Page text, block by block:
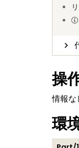
操
情報な
環